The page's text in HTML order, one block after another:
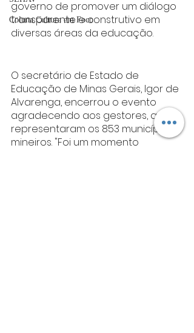
Coluna Cultura em Foco
governo de promover um diálogo
transparente e construtivo em
diversas áreas da educação.
O secretário de Estado de
Educação de Minas Gerais, Igor de
Alvarenga, encerrou o evento
agradecendo aos gestores, que
representaram os 853 municípios
mineiros. "Foi um momento